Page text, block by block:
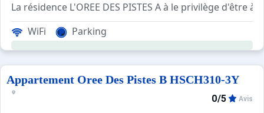
La résidence L'OREE DES
Cet appartement de vacances situé au rez de
Les Plus de cette location à la montagne : skis aux
****Environnement****
Choix idéal de location vacances à la montagne :
WiFi Parking
Appartement Oree Des Pistes B HSCH310-3Y
0/5 Avis